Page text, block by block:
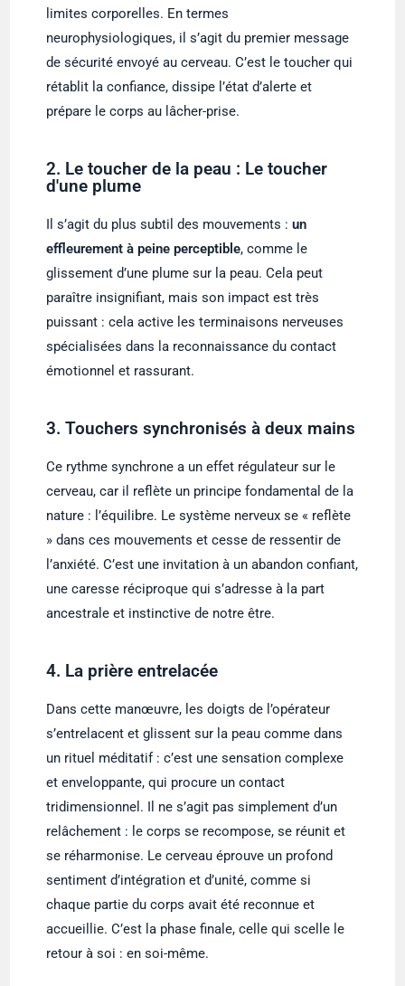
limites corporelles. En termes
neurophysiologiques, il s’agit du premier message
de sécurité envoyé au cerveau. C’est le toucher qui
rétablit la confiance, dissipe l’état d’alerte et
prépare le corps au lâcher-prise.
2. Le toucher de la peau : Le toucher
d'une plume
Il s’agit du plus subtil des mouvements :un
effleurement à peine perceptible, comme le
glissement d’une plume sur la peau. Cela peut
paraître insignifiant, mais son impact est très
puissant : cela active les terminaisons nerveuses
spécialisées dans la reconnaissance du contact
émotionnel et rassurant.
3. Touchers synchronisés à deux mains
Ce rythme synchrone a un effet régulateur sur le
cerveau, car il reflète un principe fondamental de la
nature : l’équilibre. Le système nerveux se « reflète
» dans ces mouvements et cesse de ressentir de
l’anxiété. C’est une invitation à un abandon confiant,
une caresse réciproque qui s’adresse à la part
ancestrale et instinctive de notre être.
4. La prière entrelacée
Dans cette manœuvre, les doigts de l’opérateur
s’entrelacent et glissent sur la peau comme dans
un rituel méditatif : c’est une sensation complexe
et enveloppante, qui procure un contact
tridimensionnel. Il ne s’agit pas simplement d’un
relâchement : le corps se recompose, se réunit et
se réharmonise. Le cerveau éprouve un profond
sentiment d’intégration et d’unité, comme si
chaque partie du corps avait été reconnue et
accueillie. C’est la phase finale, celle qui scelle le
retour à soi : en soi-même.